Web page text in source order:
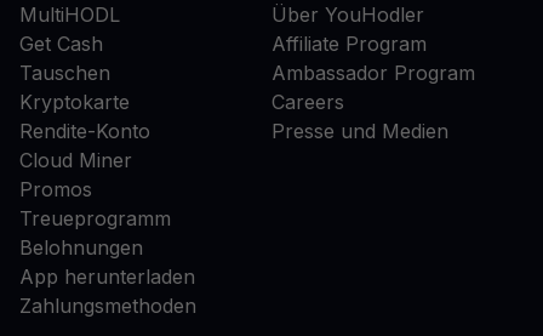
MultiHODL
Get Cash
Tauschen
Kryptokarte
Rendite-Konto
Cloud Miner
Promos
Treueprogramm
Belohnungen
App herunterladen
Zahlungsmethoden
Über YouHodler
Affiliate Program
Ambassador Program
Careers
Presse und Medien